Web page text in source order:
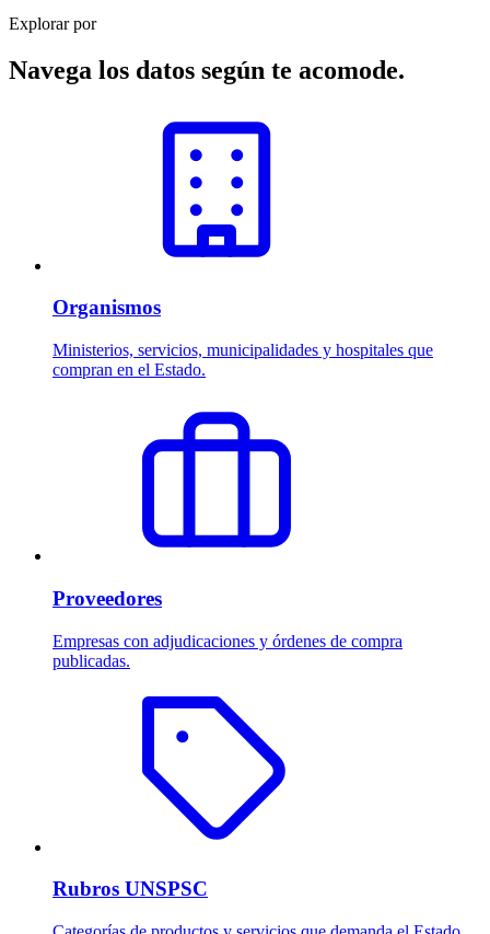
Explorar por
Navega los datos según te acomode.
Organismos
Ministerios, servicios, municipalidades y hospitales que
compran en el Estado.
Proveedores
Empresas con adjudicaciones y órdenes de compra
publicadas.
Rubros UNSPSC